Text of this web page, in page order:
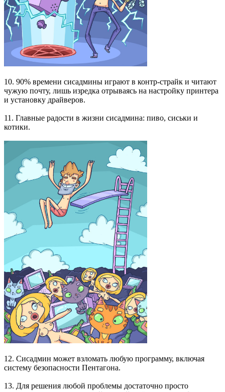
10. 90% времени сисадмины играют в контр-страйк и читают
чужую почту, лишь изредка отрываясь на настройку принтера
и установку драйверов.
11. Главные радости в жизни сисадмина: пиво, сиськи и
котики.
12. Сисадмин может взломать любую программу, включая
систему безопасности Пентагона.
13. Для решения любой проблемы достаточно просто